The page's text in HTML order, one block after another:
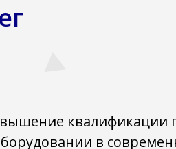
квалификации
в